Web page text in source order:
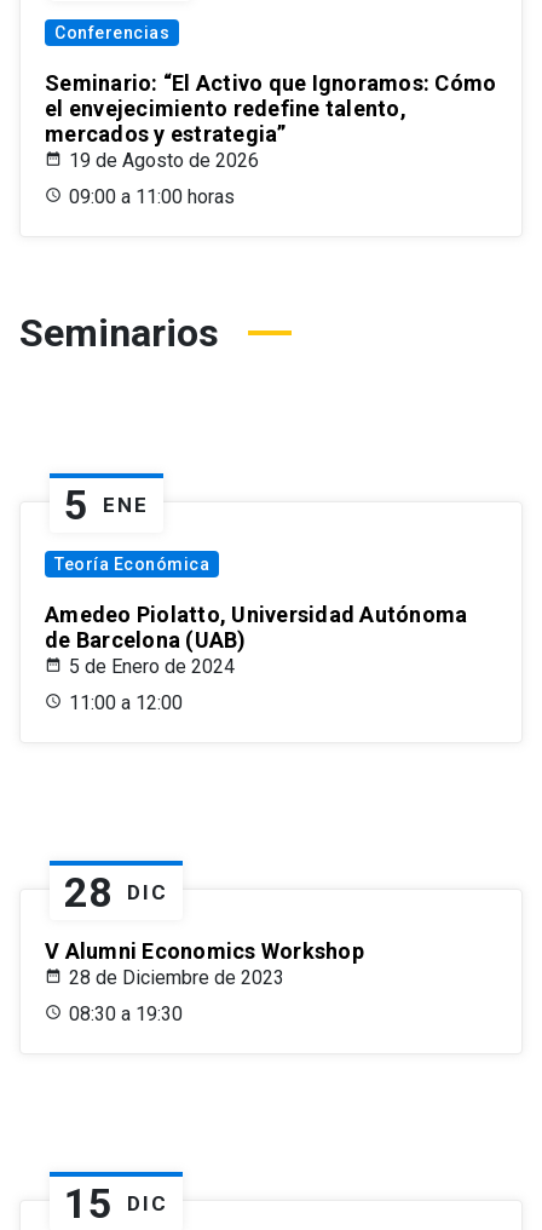
Conferencias
Seminario: “El Activo que Ignoramos: Cómo
el envejecimiento redefine talento,
mercados y estrategia”
19 de Agosto de 2026
09:00 a 11:00 horas
Seminarios
5 ENE
Teoría Económica
Amedeo Piolatto, Universidad Autónoma
de Barcelona (UAB)
5 de Enero de 2024
11:00 a 12:00
28 DIC
V Alumni Economics Workshop
28 de Diciembre de 2023
08:30 a 19:30
15 DIC